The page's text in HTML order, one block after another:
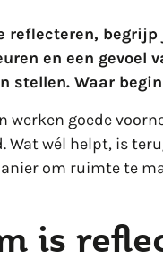
reflecteren,
en een gevoel
stellen. Waar
werken goede
Wat wél helpt, is
om ruimte te
is